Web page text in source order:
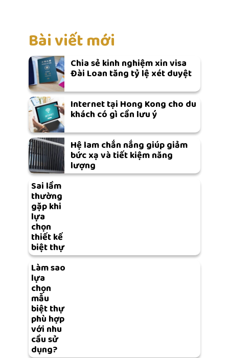
Bài viết mới
Chia sẻ kinh nghiệm xin visa
Đài Loan tăng tỷ lệ xét duyệt
Internet tại Hong Kong cho du
khách có gì cần lưu ý
Hệ lam chắn nắng giúp giảm
bức xạ và tiết kiệm năng
lượng
Sai lầm
thường
gặp khi
lựa
chọn
thiết kế
biệt thự
Làm sao
lựa
chọn
mẫu
biệt thự
phù hợp
với nhu
cầu sử
dụng?